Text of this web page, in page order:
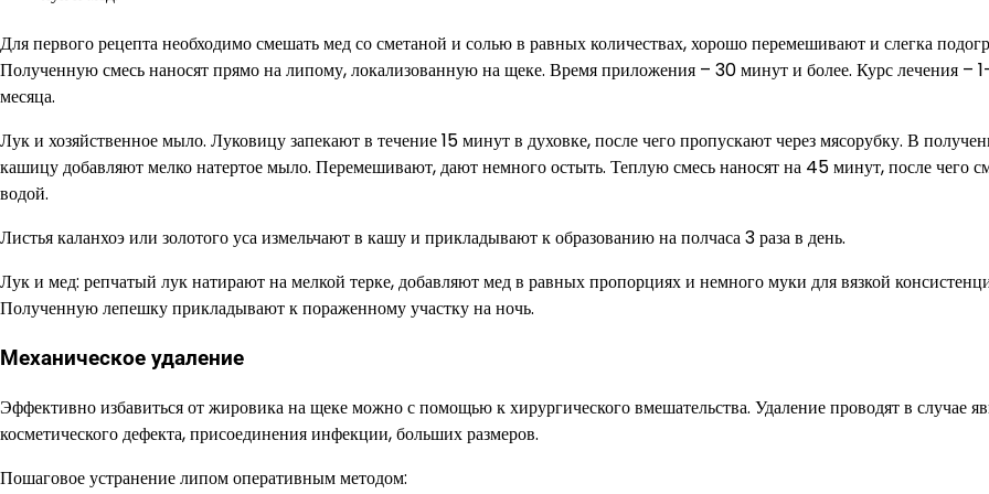
Для первого рецепта необходимо смешать мед со сметаной и солью в равных количествах, хорошо перемешивают и слегка
Полученную смесь наносят прямо на липому, локализованную на щеке. Время приложения – 30 минут и более. Курс лечения –
месяца.
Лук и хозяйственное мыло. Луковицу запекают в течение 15 минут в духовке, после чего пропускают через мясорубку. В
кашицу добавляют мелко натертое мыло. Перемешивают, дают немного остыть. Теплую смесь наносят на 45 минут, после чего
водой.
Листья каланхоэ или золотого уса измельчают в кашу и прикладывают к образованию на полчаса 3 раза в день.
Лук и мед: репчатый лук натирают на мелкой терке, добавляют мед в равных пропорциях и немного муки для вязкой
Полученную лепешку прикладывают к пораженному участку на ночь.
Механическое удаление
Эффективно избавиться от жировика на щеке можно с помощью к хирургического вмешательства. Удаление проводят в случае
косметического дефекта, присоединения инфекции, больших размеров.
Пошаговое устранение липом оперативным методом: